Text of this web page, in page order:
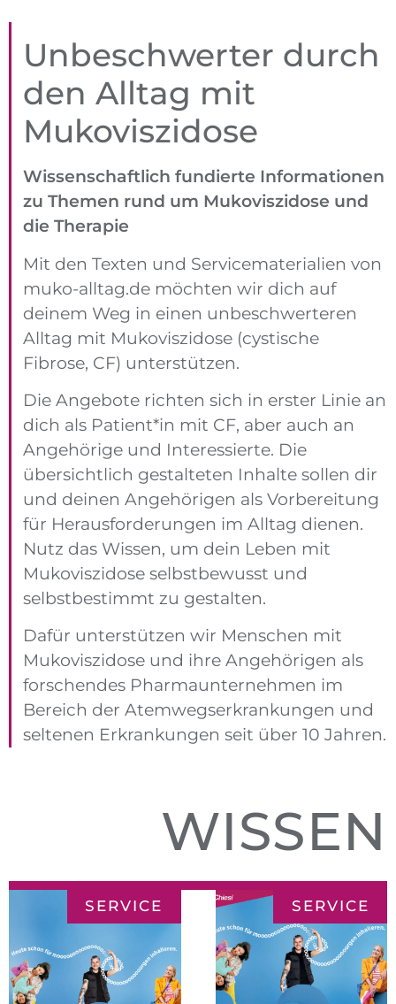
Unbe­schwerter durch
den Alltag mit
Mukoviszidose
Wissenschaftlich fundierte Informationen
zu Themen rund um Muko­viszidose und
die Therapie
Mit den Texten und Service­materialien von
muko-alltag.de möchten wir dich auf
deinem Weg in einen unbeschwer­teren
Alltag mit Mukoviszidose (cystische
Fibrose, CF) unter­stützen.
Die Angebote richten sich in erster Linie an
dich als Patient*in mit CF, aber auch an
Angehörige und Interessierte. Die
übersichtlich gestalteten Inhalte sollen dir
und deinen Angehörigen als Vorbereitung
für Herausforderungen im Alltag dienen.
Nutz das Wissen, um dein Leben mit
Mukoviszidose selbstbewusst und
selbstbestimmt zu gestalten.
Dafür unterstützen wir Menschen mit
Mukoviszidose und ihre Angehörigen als
forschendes Pharmaunternehmen im
Bereich der Atemwegserkrankungen und
seltenen Erkrankungen seit über 10 Jahren.
WISSEN
SERVICE SERVICE